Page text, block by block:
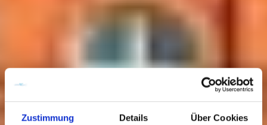
Zustimmung Details Über Cookies